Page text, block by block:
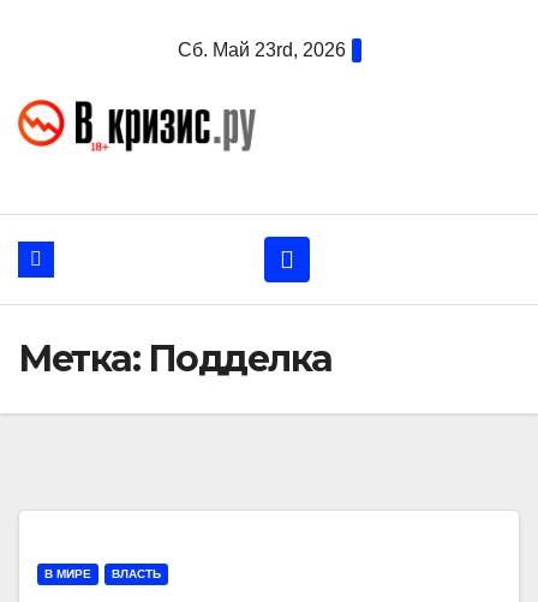
Сб. Май 23rd, 2026
Метка: Подделка
В МИРЕ ВЛАСТЬ